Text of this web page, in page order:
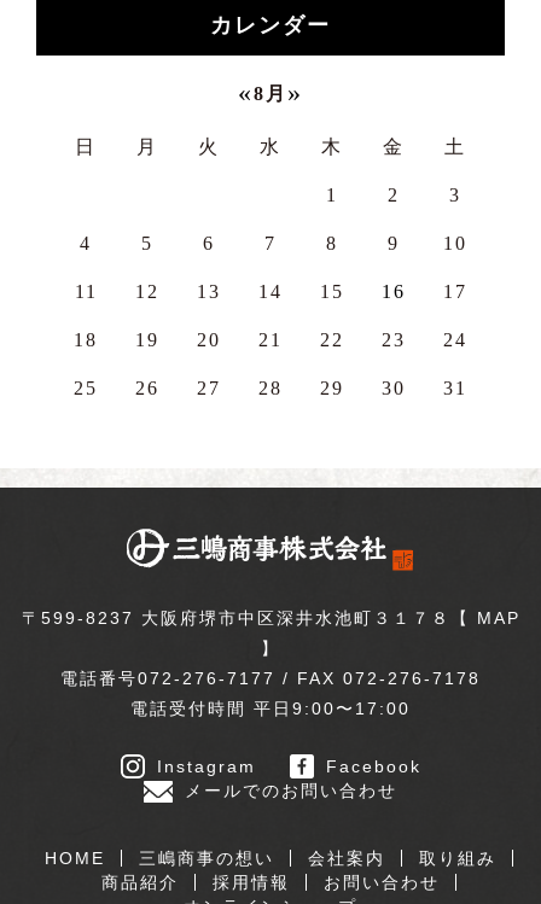
カレンダー
«8月 »
日 月 火 水 木 金 土
1 2 3
4 5 6 7 8 9 10
11 12 13 14 15 16 17
18 19 20 21 22 23 24
25 26 27 28 29 30 31
〒599-8237 大阪府堺市中区深井水池町３１７８【 MAP
】
電話番号072-276-7177 / FAX 072-276-7178
電話受付時間 平日9:00〜17:00
Instagram
Facebook
メールでのお問い合わせ
HOME 三嶋商事の想い 会社案内
取り組み
商品紹介
採用情報
お問い合わせ